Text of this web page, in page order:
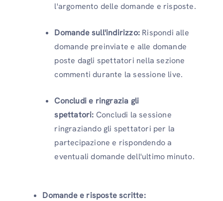
l'argomento delle domande e risposte.
Domande sull'indirizzo: Rispondi alle
domande preinviate e alle domande
poste dagli spettatori nella sezione
commenti durante la sessione live.
Concludi e ringrazia gli
spettatori: Concludi la sessione
ringraziando gli spettatori per la
partecipazione e rispondendo a
eventuali domande dell'ultimo minuto.
Domande e risposte scritte: